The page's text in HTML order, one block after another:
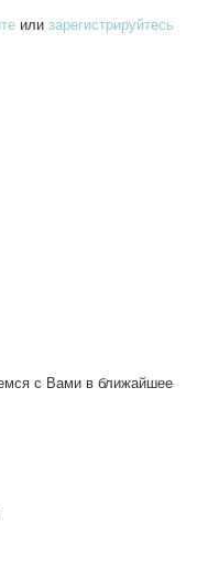
или зарегистрируйтесь
с Вами в ближайшее